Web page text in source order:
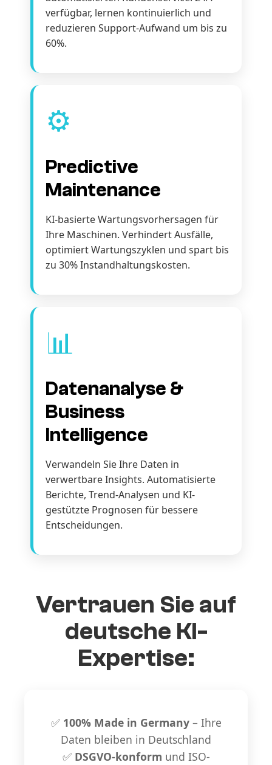
verfügbar, lernen kontinuierlich und
reduzieren Support-Aufwand um bis zu
60%.
⚙️
Predictive
Maintenance
KI-basierte Wartungsvorhersagen für
Ihre Maschinen. Verhindert Ausfälle,
optimiert Wartungszyklen und spart bis
zu 30% Instandhaltungskosten.
📊
Datenanalyse &
Business
Intelligence
Verwandeln Sie Ihre Daten in
verwertbare Insights. Automatisierte
Berichte, Trend-Analysen und KI-
gestützte Prognosen für bessere
Entscheidungen.
Vertrauen Sie auf
deutsche KI-
Expertise:
✅ 100% Made in Germany– Ihre
Daten bleiben in Deutschland
✅ DSGVO-konform und ISO-